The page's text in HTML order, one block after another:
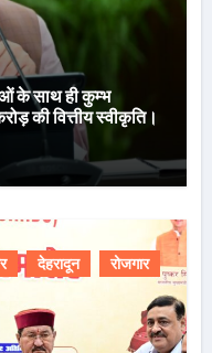
के साथ ही कुम्भ
की वित्तीय स्वीकृति।
देहरादून रोजगार